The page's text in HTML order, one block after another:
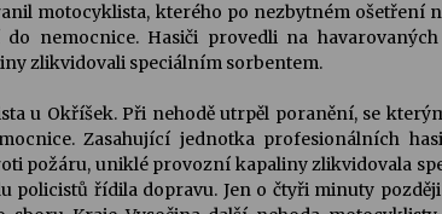
motocyklista, kterého po nezbytném ošetření
nemocnice. Hasiči provedli na
zlikvidovali speciálním sorbentem.
u Okříšek. Při nehodě utrpěl poranění, se
Zasahující jednotka profesionálních
požáru, uniklé provozní kapaliny zlikvidovala
policistů řídila dopravu. Jen o čtyři minuty